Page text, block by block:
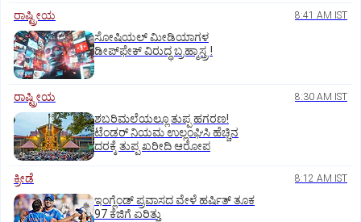
ರಾಷ್ಟ್ರೀಯ 8:41 AM IST
ಸೋಷಿಯಲ್‌ ಮೀಡಿಯಾಗಳ
ಡೀಪ್‌ಫೇಕ್‌ ವಿರುದ್ಧ ಬ್ರಹ್ಮಾಸ್ತ್ರ !
ರಾಷ್ಟ್ರೀಯ 8:30 AM IST
ಶಬರಿಮಲೆಯಲ್ಲೂ ತುಪ್ಪ ಹಗರಣ!
ಟೆಂಡರ್‌ ನಿಯಮ ಉಲ್ಲಂಘಿಸಿ ಹೆಚ್ಚಿನ
ದರಕ್ಕೆ ತುಪ್ಪ ಖರೀದಿ ಆರೋಪ
ಕ್ರೀಡೆ 8:12 AM IST
ಇಂಗ್ಲೆಂಡ್‌ ಪ್ರವಾಸದ ವೇಳೆ ಹರ್ಷಿತ್‌ ತೂಕ
97 ಕೆಜಿಗೆ ಏರಿತ್ತು